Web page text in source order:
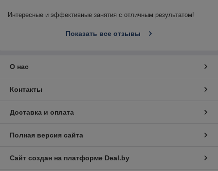
Интересные и эффективные занятия с отличным результатом!
Показать все отзывы
О нас
Контакты
Доставка и оплата
Полная версия сайта
Сайт создан на платформе Deal.by